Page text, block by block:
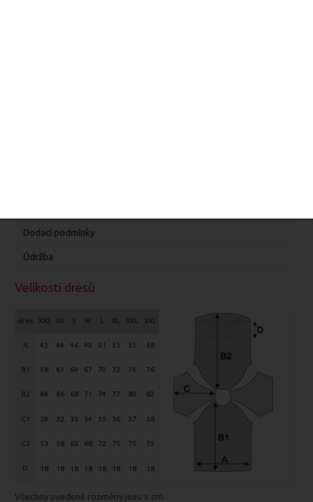
Dodací podmínky
Údržba
Velikosti dresů
dres XXS XS S M XL XXL 3XL
A 42 44 46 49 51 53 55 58
B1 58 61 64 67 70 72 74 76
B2 64 66 68 71 74 77 80 82
C1 29 32 33 34 35 36 37 38
C2 53 58 63 68 72 75 75 75
D 18 18 18 18 18 18 18 18
Všechny uvedené rozměny jsou v cm.